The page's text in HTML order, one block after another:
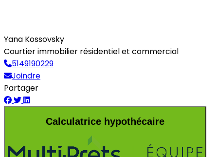
Yana Kossovsky
Courtier immobilier résidentiel et commercial
5149190229
Joindre
Partager
Calculatrice hypothécaire